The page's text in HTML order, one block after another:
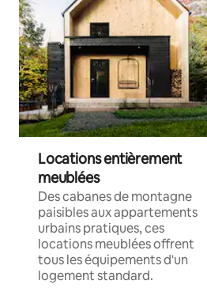
Locations entièrement
meublées
Des cabanes de montagne
paisibles aux appartements
urbains pratiques, ces
locations meublées offrent
tous les équipements d'un
logement standard.